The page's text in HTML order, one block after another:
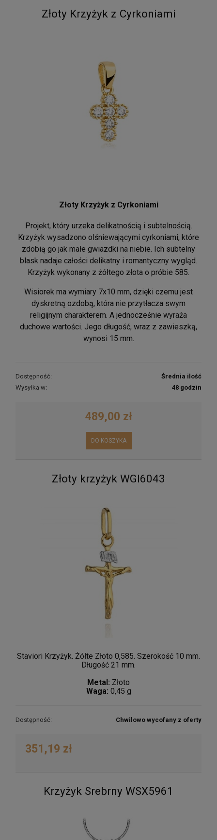
Złoty Krzyżyk z Cyrkoniami
Złoty Krzyżyk z Cyrkoniami
Projekt, który urzeka delikatnością i subtelnością.
Krzyżyk wysadzono olśniewającymi cyrkoniami, które
zdobią go jak małe gwiazdki na niebie. Ich subtelny
blask nadaje całości delikatny i romantyczny wygląd.
Krzyżyk wykonany z żółtego złota o próbie 585.
Wisiorek ma wymiary 7x10 mm, dzięki czemu jest
dyskretną ozdobą, która nie przytłacza swym
religijnym charakterem. A jednocześnie wyraża
duchowe wartości. Jego długość, wraz z zawieszką,
wynosi 15 mm.
Dostępność:
Średnia ilość
Wysyłka w:
48 godzin
489,00 zł
DO KOSZYKA
Złoty krzyżyk WGI6043
Staviori Krzyżyk. Żółte Złoto 0,585. Szerokość 10 mm.
Długość 21 mm.
Metal: Złoto
Waga: 0,45 g
Dostępność: Chwilowo wycofany z oferty
351,19 zł
Krzyżyk Srebrny WSX5961